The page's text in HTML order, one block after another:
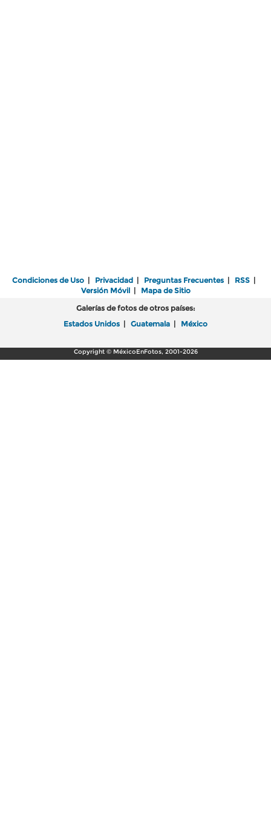
Condiciones de Uso | Privacidad | Preguntas Frecuentes | RSS |
Versión Móvil| Mapa de Sitio
Galerías de fotos de otros países:
Estados Unidos | Guatemala | México
Copyright © MéxicoEnFotos, 2001-2026